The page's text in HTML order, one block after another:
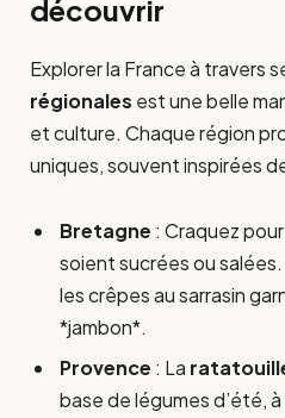
découvrir
Explorer la France à travers
régionales est une belle
et culture. Chaque région
uniques, souvent inspirées
Bretagne : Craquez
soient sucrées ou
les crêpes au sarrasin
*jambon*.
Provence : La
base de légumes d’été,